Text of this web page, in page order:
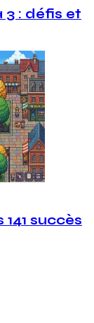
3 : défis et
succès